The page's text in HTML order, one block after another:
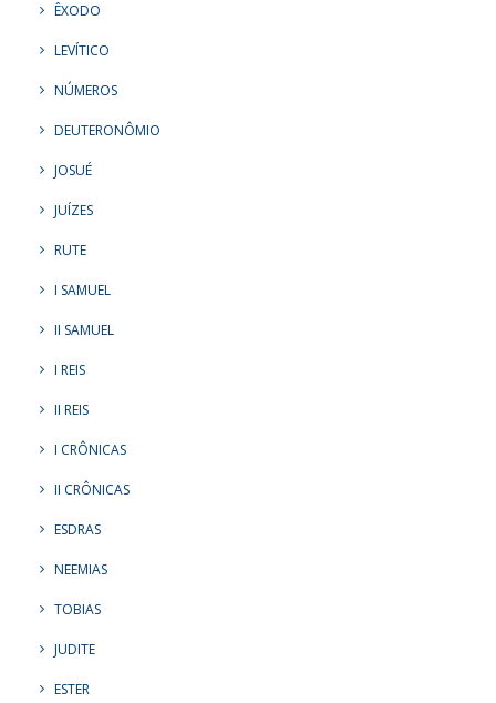
ÊXODO
LEVÍTICO
NÚMEROS
DEUTERONÔMIO
JOSUÉ
JUÍZES
RUTE
I SAMUEL
II SAMUEL
I REIS
II REIS
I CRÔNICAS
II CRÔNICAS
ESDRAS
NEEMIAS
TOBIAS
JUDITE
ESTER